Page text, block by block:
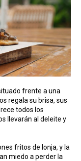
frente a una
regala su brisa, sus
todos los
llevarán al deleite y
fritos de lonja, y la
miedo a perder la